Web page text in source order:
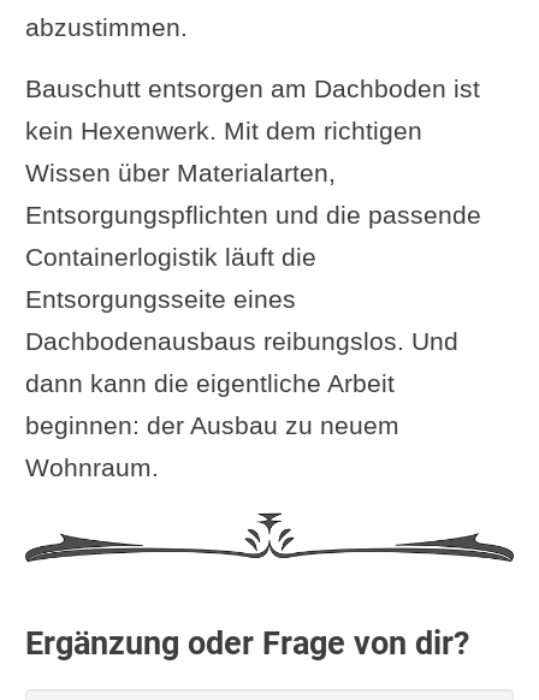
abzustimmen.
Bauschutt entsorgen am Dachboden ist
kein Hexenwerk. Mit dem richtigen
Wissen über Materialarten,
Entsorgungspflichten und die passende
Containerlogistik läuft die
Entsorgungsseite eines
Dachbodenausbaus reibungslos. Und
dann kann die eigentliche Arbeit
beginnen: der Ausbau zu neuem
Wohnraum.
Ergänzung oder Frage von dir?